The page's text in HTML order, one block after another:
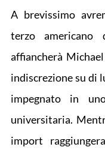
A brevissimo
terzo americano
affiancherà
indiscrezione su di
impegnato in
universitaria.
import